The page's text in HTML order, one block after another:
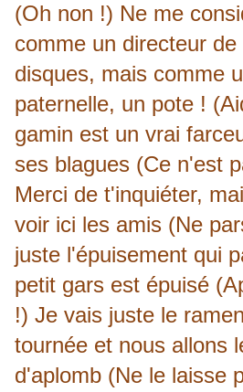
(Oh non !) Ne me
comme un directeur
disques, mais comme
paternelle, un pote !
gamin est un vrai
ses blagues (Ce n'est
Merci de t'inquiéter,
voir ici les amis (Ne
juste l'épuisement qui
petit gars est épuisé
!) Je vais juste le
tournée et nous allons
d'aplomb (Ne le laisse